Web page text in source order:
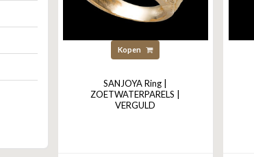
Kopen
SANJOYA Ring |
ZOETWATERPARELS |
VERGULD